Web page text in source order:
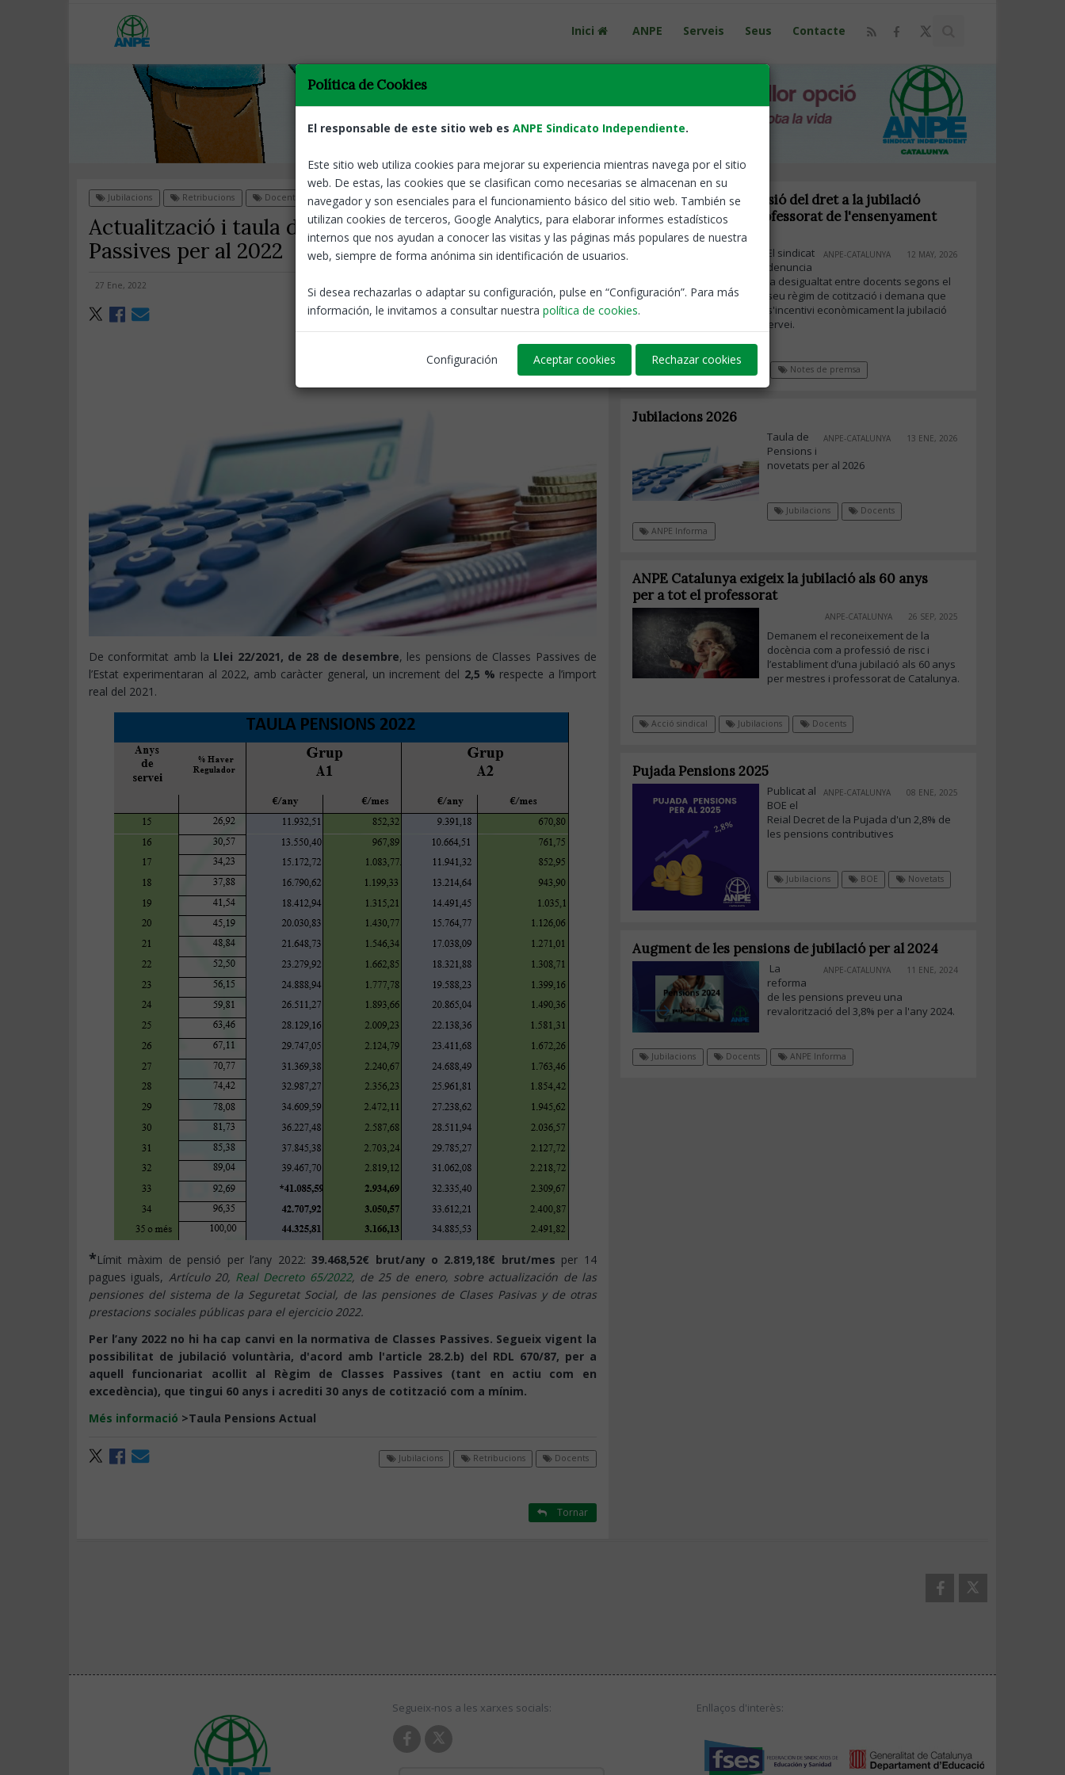
Inici ANPE Serveis Seus Contacte
Jubilacions Retribucions Docents Tornar
Actualització i taula de les pensions de Classes
Passives per al 2022
27 Ene, 2022 ANPE-Catalunya
De conformitat amb la Llei 22/2021, de 28 de desembre, les pensions de Classes Passives de
l’Estat experimentaran al 2022, amb caràcter general, un increment del 2,5 % respecte a l’import
real del 2021.
*Límit màxim de pensió per l’any 2022:39.468,52€ brut/any o 2.819,18€ brut/mes per 14
pagues iguals, Artículo 20, Real Decreto 65/2022, de 25 de enero, sobre actualización de las
pensiones del sistema de la Seguretat Social, de las pensiones de Clases Pasivas y de otras
prestacions sociales públicas para el ejercicio 2022.
Per l’any 2022 no hi ha cap canvi en la normativa de Classes Passives. Segueix vigent la
possibilitat de jubilació voluntària, d'acord amb l'article 28.2.b) del RDL 670/87, per a
aquell funcionariat acollit al Règim de Classes Passives (tant en actiu com en
excedència), que tingui 60 anys i acrediti 30 anys de cotització com a mínim.
Més informació >Taula Pensions Actual
Jubilacions Retribucions Docents
Tornar
ANPE reclama l'extensió del dret a la jubilació
anticipada a tot el professorat de l'ensenyament
públic
ANPE-CATALUNYA 12 MAY, 2026
El sindicat
denuncia
la desigualtat entre docents segons el
seu règim de cotització i demana que
s'incentivi econòmicament la jubilació
amb 60 anys d'edat i 30 de servei.
Notes de premsa
Jubilacions 2026
ANPE-CATALUNYA 13 ENE, 2026
Taula de
Pensions i
novetats per al 2026
Jubilacions
Docents
ANPE Informa
ANPE Catalunya exigeix la jubilació als 60 anys
per a tot el professorat
ANPE-CATALUNYA 26 SEP, 2025
Demanem el reconeixement de la
docència com a professió de risc i
l’establiment d’una jubilació als 60 anys
per mestres i professorat de Catalunya.
Acció sindical Jubilacions Docents
Pujada Pensions 2025
ANPE-CATALUNYA 08 ENE, 2025
Publicat al
BOE el
Reial Decret de la Pujada d'un 2,8% de
les pensions contributives
Jubilacions BOE Novetats
Augment de les pensions de jubilació per al 2024
ANPE-CATALUNYA 11 ENE, 2024
La
reforma
de les pensions preveu una
revalorització del 3,8% per a l'any 2024.
Jubilacions Docents ANPE Informa
Segueix-nos a les xarxes socials: Enllaços d'interès:
Política de Cookies
El responsable de este sitio web es ANPE Sindicato Independiente.
Este sitio web utiliza cookies para mejorar su experiencia mientras navega por el sitio
web. De estas, las cookies que se clasifican como necesarias se almacenan en su
navegador y son esenciales para el funcionamiento básico del sitio web. También se
utilizan cookies de terceros, Google Analytics, para elaborar informes estadísticos
internos que nos ayudan a conocer las visitas y las páginas más populares de nuestra
web, siempre de forma anónima sin identificación de usuarios.
Si desea rechazarlas o adaptar su configuración, pulse en “Configuración”. Para más
información, le invitamos a consultar nuestra política de cookies.
Configuración Aceptar cookies Rechazar cookies